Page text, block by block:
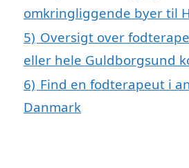
omkringliggende byer til
5) Oversigt over
eller hele Guldborgsund
6) Find en fodterapeut i
Danmark